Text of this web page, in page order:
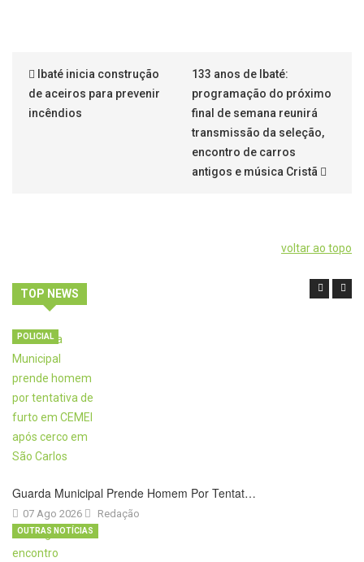
Ibaté inicia construção
de aceiros para prevenir
incêndios
133 anos de Ibaté:
programação do próximo
final de semana reunirá
transmissão da seleção,
encontro de carros
antigos e música Cristã
voltar ao topo
TOP NEWS
Guarda Municipal Prende Homem Por Tentat…
07 Ago 2026
POLICIAL
Redação
OUTRAS NOTÍCIAS